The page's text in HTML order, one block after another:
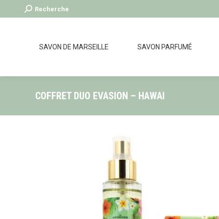
Recherche
:
Recherche
SAVON DE MARSEILLE SAVON PARFUMÉ
COFFRET DUO EVASION – HAWAI